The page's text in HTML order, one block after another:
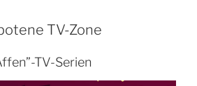
TV-Zone
TV-Serien